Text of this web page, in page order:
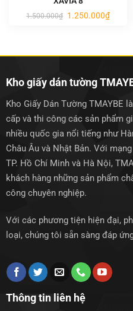
1.500.000₫ Giá
1.250.000₫Giá
hiện
Kho giấy dán tường
Kho Giấy Dán Tường TMAYBE
cấp và thi công các sản phẩm
nhiều quốc gia nổi tiếng như
Châu Âu và Nhật Bản. Với
TP. Hồ Chí Minh và Hà Nội,
khách hàng những sản phẩm
công chuyên nghiệp.
Với các phương tiện hiện đại,
loại, chúng tôi sẵn sàng đáp
Thông tin liên hệ